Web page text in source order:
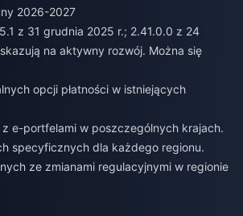
2026-2027
z 31 grudnia 2025 r.; 2.41.0.0 z 24
na aktywny rozwój. Można się
opcji płatności w istniejących
e-portfelami w poszczególnych krajach.
specyficznych dla każdego regionu.
ze zmianami regulacyjnymi w regionie